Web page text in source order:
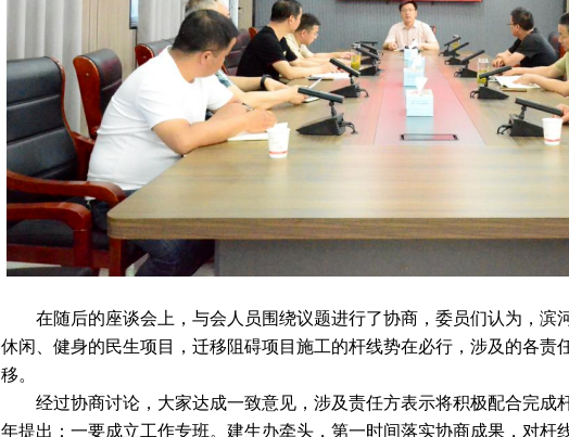
在随后的座谈会上，与会人员围绕议题进行了协商，委员们认为，滨
休闲、健身的民生项目，迁移阻碍项目施工的杆线势在必行，涉及的各责
移。
经过协商讨论，大家达成一致意见，涉及责任方表示将积极配合完成
年提出：一要成立工作专班。建生办牵头，第一时间落实协商成果，对杆